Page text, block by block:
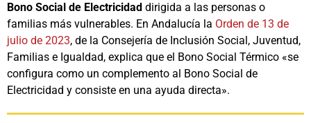
Bono Social de Electricidad dirigida a las personas o
familias más vulnerables. En Andalucía la Orden de 13 de
julio de 2023, de la Consejería de Inclusión Social, Juventud,
Familias e Igualdad, explica que el Bono Social Térmico «se
configura como un complemento al Bono Social de
Electricidad y consiste en una ayuda directa».